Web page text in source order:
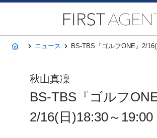
ホームニュース BS-TBS『ゴルフONE』2/
秋山真凜
BS-TBS『ゴルフONE
2/16(日)18:30～19:00